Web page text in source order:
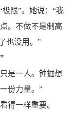
限”。她说：“我
。不做不是制高
也没用。”
是一人。钟掘想
份力量。”
得一样重要。